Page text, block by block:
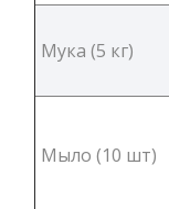
Мука (5 кг)
Мыло (10 шт)